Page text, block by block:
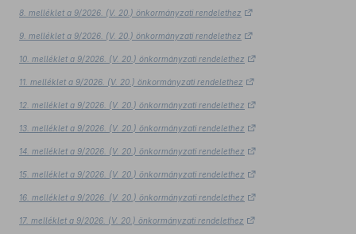
8. melléklet a 9/2026. (V. 20.) önkormányzati rendelethez
9. melléklet a 9/2026. (V. 20.) önkormányzati rendelethez
10. melléklet a 9/2026. (V. 20.) önkormányzati rendelethez
11. melléklet a 9/2026. (V. 20.) önkormányzati rendelethez
12. melléklet a 9/2026. (V. 20.) önkormányzati rendelethez
13. melléklet a 9/2026. (V. 20.) önkormányzati rendelethez
14. melléklet a 9/2026. (V. 20.) önkormányzati rendelethez
15. melléklet a 9/2026. (V. 20.) önkormányzati rendelethez
16. melléklet a 9/2026. (V. 20.) önkormányzati rendelethez
17. melléklet a 9/2026. (V. 20.) önkormányzati rendelethez